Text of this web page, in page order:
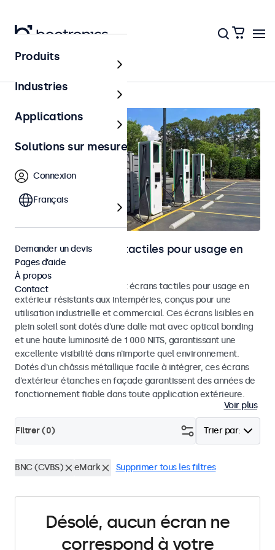
Accueil
Moniteurs et écrans tactiles pour usage en
extérieur
Découvrez nos moniteurs et écrans tactiles pour usage en
extérieur résistants aux intempéries, conçus pour une
utilisation industrielle et commercial. Ces écrans lisibles en
plein soleil sont dotés d'une dalle mat avec optical bonding
et une haute luminosité de 1 000 NITS, garantissant une
excellente visibilité dans n'importe quel environnement.
Dotés d'un châssis métallique facile à intégrer, ces écrans
d'extérieur étanches en façade garantissent des années de
fonctionnement fiable dans toute application extérieure.
Voir plus
Trier par:
Filtrer (0)
BNC (CVBS) eMark Supprimer tous les filtres
Désolé, aucun écran ne
correspond à votre
Produits
Industries
Applications
Solutions sur mesure
Connexion
Français
Demander un devis
Pages d’aide
À propos
Contact